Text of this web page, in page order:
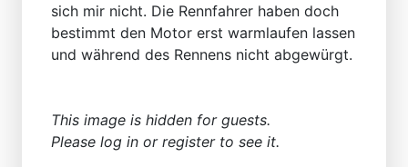
sich mir nicht. Die Rennfahrer haben doch
bestimmt den Motor erst warmlaufen lassen
und während des Rennens nicht abgewürgt.
This image is hidden for guests.
Please log in or register to see it.